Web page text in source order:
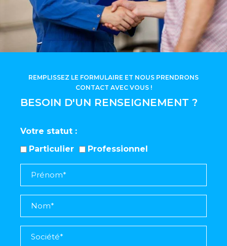
BESOIN D'UN RENSEIGNEMENT ?
REMPLISSEZ LE FORMULAIRE ET NOUS PRENDRONS
CONTACT AVEC VOUS !
Votre statut
Particulier
Professionnel